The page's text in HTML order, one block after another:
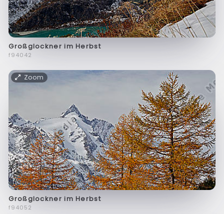
Großglockner im Herbst
f94042
Zoom
Großglockner im Herbst
f94052